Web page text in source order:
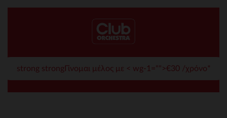
strong strongΓίνομαι μέλος με < wg-1="">€30 /χρόνο*